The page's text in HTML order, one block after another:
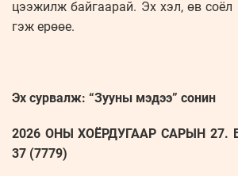
цээжилж байгаарай. Эх хэл, өв
гэж ерөөе.
Эх сурвалж: “Зууны мэдээ” сонин
2026 ОНЫ ХОЁРДУГААР САРЫН 27.
37 (7779)